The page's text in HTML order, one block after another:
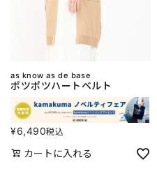
as know as de base
ポツポツハートベルト
¥6,490税込
カートに入れる